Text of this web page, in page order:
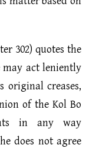
302) quotes the
may act leniently
creases,
of the Kol Bo
in any way
does not agree